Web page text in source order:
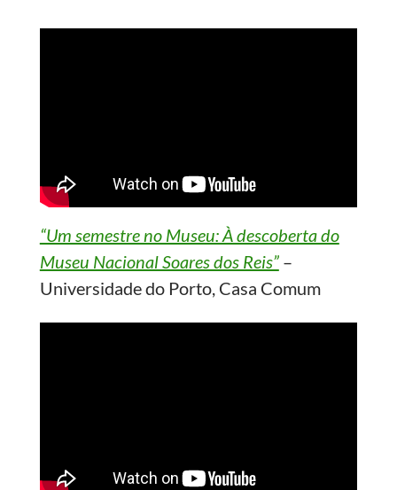
“Um semestre no Museu: À descoberta do
Museu Nacional Soares dos Reis”–
Universidade do Porto, Casa Comum